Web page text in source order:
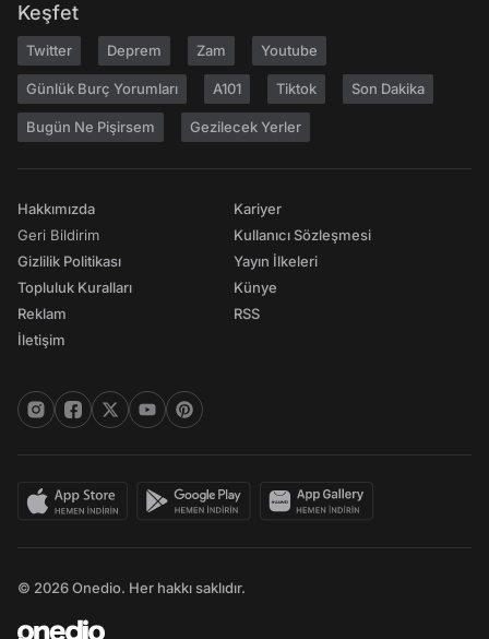
Keşfet
Twitter Deprem Zam Youtube
Günlük Burç Yorumları A101 Tiktok Son Dakika
Bugün Ne Pişirsem Gezilecek Yerler
Hakkımızda
Geri Bildirim
Gizlilik Politikası
Topluluk Kuralları
Reklam
İletişim
Kariyer
Kullanıcı Sözleşmesi
Yayın İlkeleri
Künye
RSS
© 2026 Onedio. Her hakkı saklıdır.